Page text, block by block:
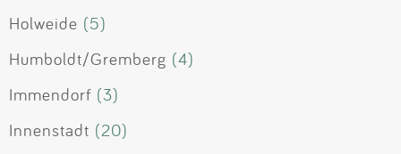
Holweide (5)
Humboldt/Gremberg (4)
Immendorf (3)
Innenstadt (20)